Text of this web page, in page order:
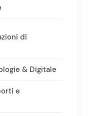
di
& Digitale
e